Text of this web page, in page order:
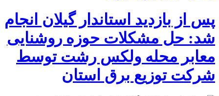
پس از بازدید استاندار گیلان انجام
شد: حل مشكلات حوزه روشنایی
معابر محله ولكس رشت توسط
شركت توزیع برق استان